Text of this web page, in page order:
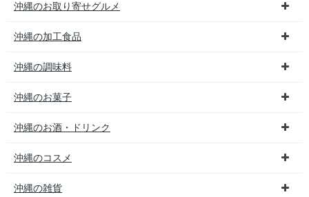
沖縄のお取り寄せグルメ
沖縄の加工食品
沖縄の調味料
沖縄のお菓子
沖縄のお酒・ドリンク
沖縄のコスメ
沖縄の雑貨